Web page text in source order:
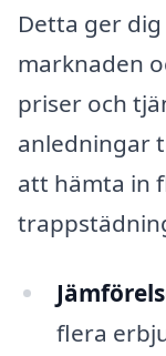
Detta ger
marknaden
priser och
anledningar
att hämta in
flera